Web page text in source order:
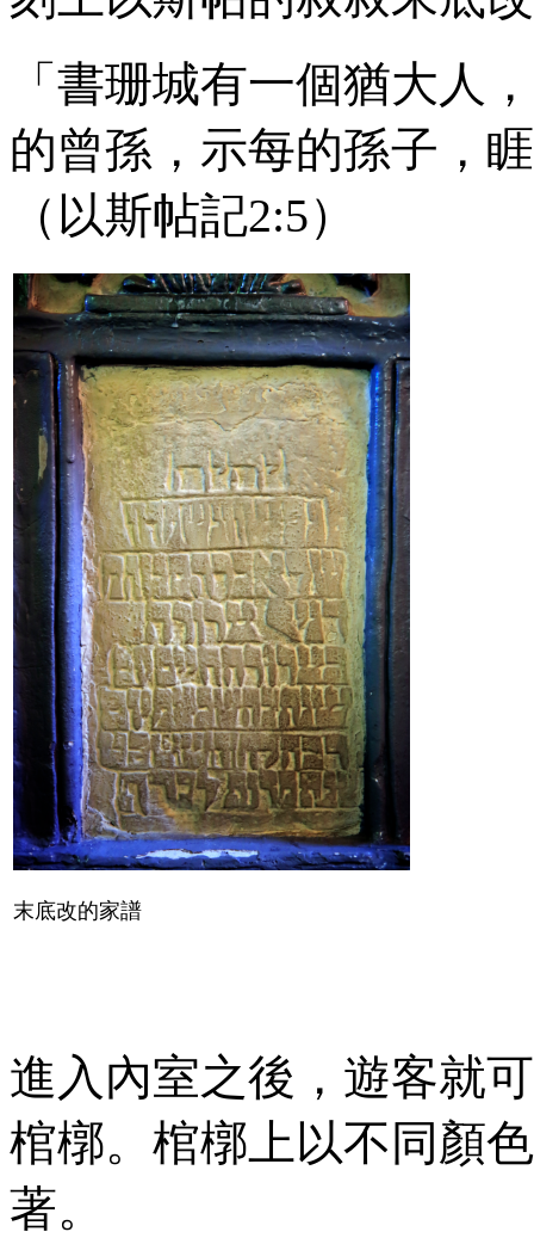
「書珊城有一個猶大人
的曾孫，示每的孫子，
（以斯帖記2:5）
末底改的家譜
進入內室之後，遊客就
棺槨。棺槨上以不同顏
著。